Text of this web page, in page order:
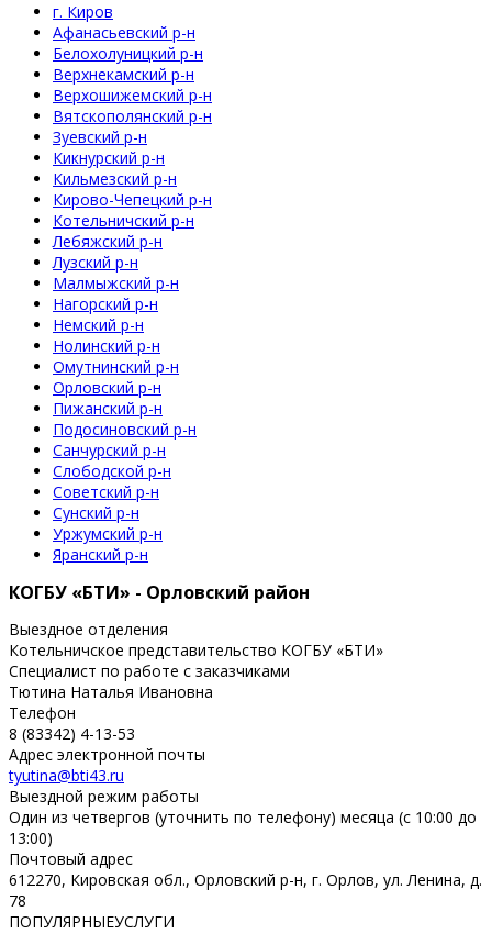
г. Киров
Афанасьевский р-н
Белохолуницкий р-н
Верхнекамский р-н
Верхошижемский р-н
Вятскополянский р-н
Зуевский р-н
Кикнурский р-н
Кильмезский р-н
Кирово-Чепецкий р-н
Котельничский р-н
Лебяжский р-н
Лузский р-н
Малмыжский р-н
Нагорский р-н
Немский р-н
Нолинский р-н
Омутнинский р-н
Орловский р-н
Пижанский р-н
Подосиновский р-н
Санчурский р-н
Слободской р-н
Советский р-н
Сунский р-н
Уржумский р-н
Яранский р-н
КОГБУ «БТИ» - Орловский район
Выездное отделения
Котельничское представительство КОГБУ «БТИ»
Специалист по работе с заказчиками
Тютина Наталья Ивановна
Телефон
8 (83342) 4-13-53
Адрес электронной почты
tyutina@bti43.ru
Выездной режим работы
Один из четвергов (уточнить по телефону) месяца (с 10:00 до
13:00)
Почтовый адрес
612270, Кировская обл., Орловский р-н, г. Орлов, ул. Ленина, д.
78
ПОПУЛЯРНЫЕУСЛУГИ